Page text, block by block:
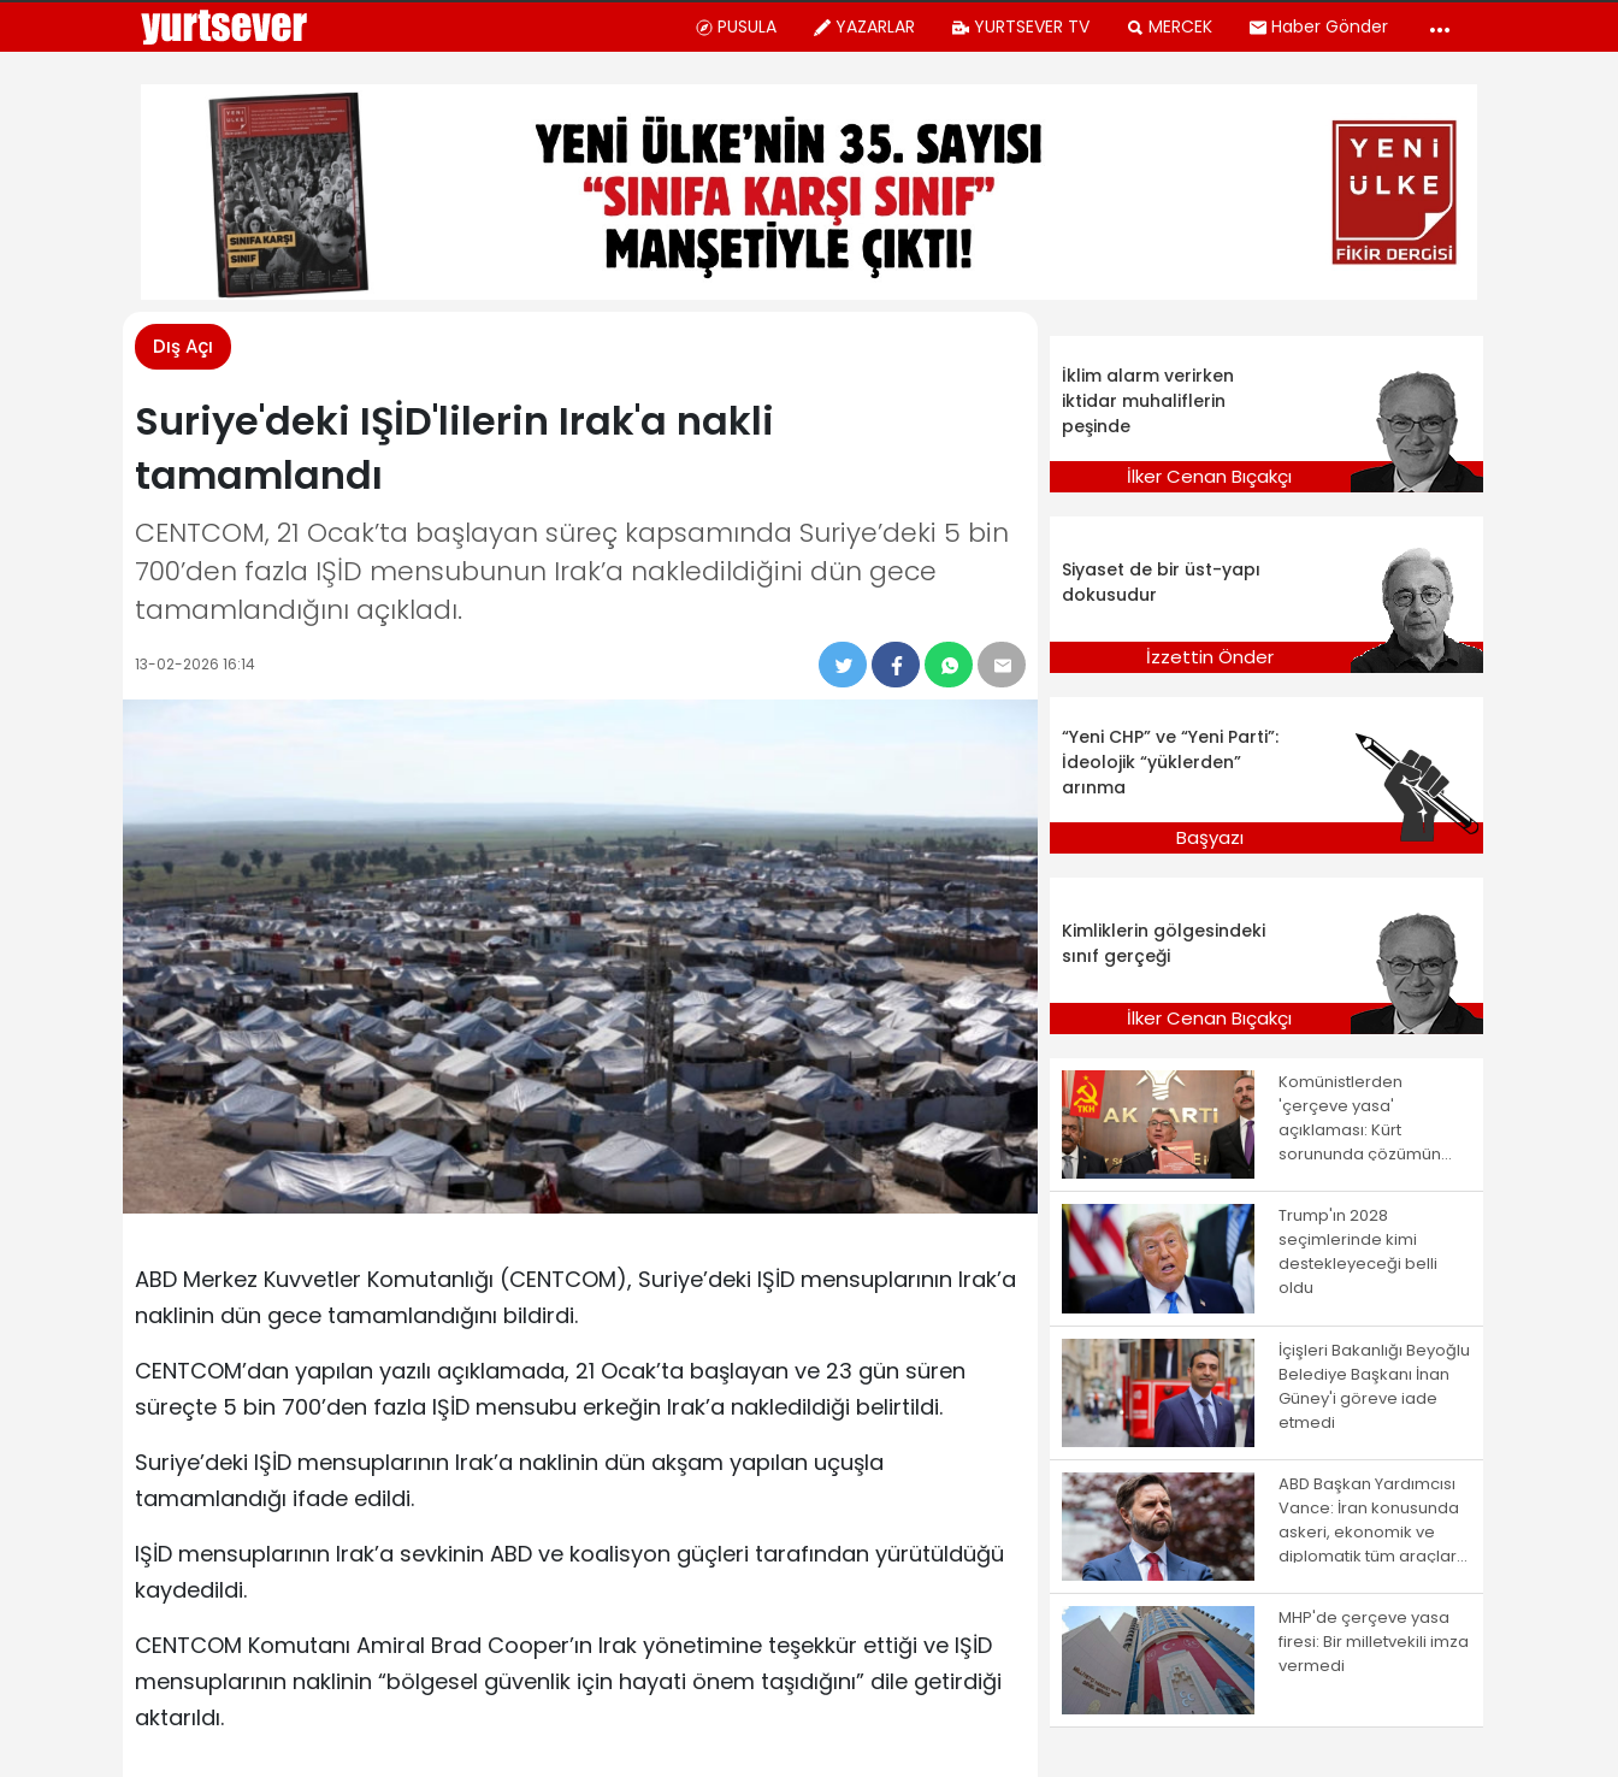
PUSULA YAZARLAR YURTSEVER TV MERCEK Haber Gönder
Dış Açı
Suriye'deki IŞİD'lilerin Irak'a nakli
tamamlandı
CENTCOM, 21 Ocak’ta başlayan süreç kapsamında Suriye’deki 5 bin
700’den fazla IŞİD mensubunun Irak’a nakledildiğini dün gece
tamamlandığını açıkladı.
13-02-2026 16:14
ABD Merkez Kuvvetler Komutanlığı (CENTCOM), Suriye’deki IŞİD mensuplarının Irak’a
naklinin dün gece tamamlandığını bildirdi.
CENTCOM’dan yapılan yazılı açıklamada, 21 Ocak’ta başlayan ve 23 gün süren
süreçte 5 bin 700’den fazla IŞİD mensubu erkeğin Irak’a nakledildiği belirtildi.
Suriye’deki IŞİD mensuplarının Irak’a naklinin dün akşam yapılan uçuşla
tamamlandığı ifade edildi.
IŞİD mensuplarının Irak’a sevkinin ABD ve koalisyon güçleri tarafından yürütüldüğü
kaydedildi.
CENTCOM Komutanı Amiral Brad Cooper’ın Irak yönetimine teşekkür ettiği ve IŞİD
mensuplarının naklinin “bölgesel güvenlik için hayati önem taşıdığını” dile getirdiği
aktarıldı.
İklim alarm verirken
iktidar muhaliflerin
peşinde
İlker Cenan Bıçakçı
Siyaset de bir üst-yapı
dokusudur
İzzettin Önder
“Yeni CHP” ve “Yeni Parti”:
İdeolojik “yüklerden”
arınma
Başyazı
Kimliklerin gölgesindeki
sınıf gerçeği
İlker Cenan Bıçakçı
Komünistlerden
'çerçeve yasa'
açıklaması: Kürt
sorununda çözümün
geçmiyor!
Trump'ın 2028
seçimlerinde kimi
destekleyeceği belli
oldu
İçişleri Bakanlığı Beyoğlu
Belediye Başkanı İnan
Güney'i göreve iade
etmedi
ABD Başkan Yardımcısı
Vance: İran konusunda
askeri, ekonomik ve
diplomatik tüm araçlar
MHP'de çerçeve yasa
firesi: Bir milletvekili imza
vermedi